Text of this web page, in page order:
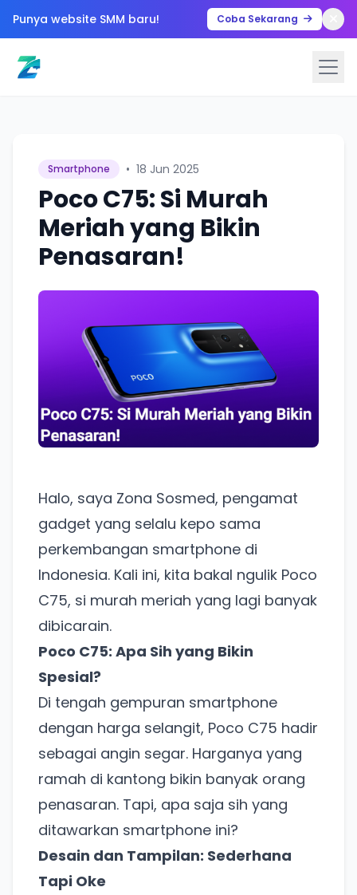
Punya website SMM baru! Coba Sekarang
Smartphone • 18 Jun 2025
Poco C75: Si Murah
Meriah yang Bikin
Penasaran!
Halo, saya Zona Sosmed, pengamat
gadget yang selalu kepo sama
perkembangan smartphone di
Indonesia. Kali ini, kita bakal ngulik Poco
C75, si murah meriah yang lagi banyak
dibicarain.
Poco C75: Apa Sih yang Bikin
Spesial?
Di tengah gempuran smartphone
dengan harga selangit, Poco C75 hadir
sebagai angin segar. Harganya yang
ramah di kantong bikin banyak orang
penasaran. Tapi, apa saja sih yang
ditawarkan smartphone ini?
Desain dan Tampilan: Sederhana
Tapi Oke